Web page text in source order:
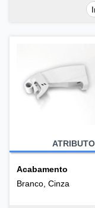
Acabamento
Branco, Cinza